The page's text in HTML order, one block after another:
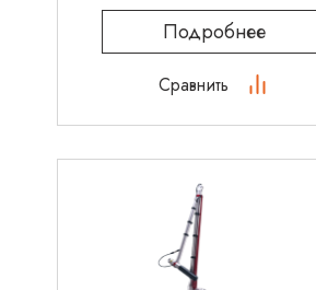
Подробнее
Сравнить